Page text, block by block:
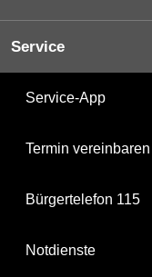
Service
Service-App
Termin vereinbaren
Bürgertelefon 115
Notdienste